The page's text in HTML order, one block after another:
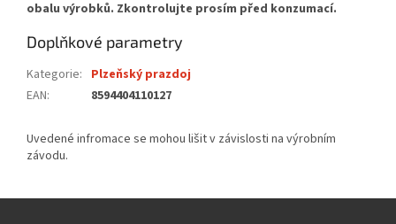
Doplňkové parametry
Kategorie: Plzeňský prazdoj
EAN: 8594404110127